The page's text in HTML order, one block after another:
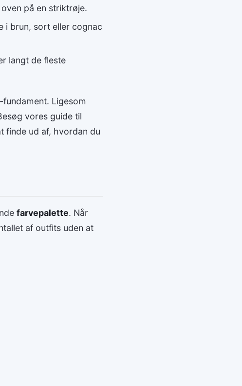
på en striktrøje.
i brun, sort eller cognac
langt de fleste
Ligesom
vores guide til
finde ud af, hvordan du
farvepalette. Når
af outfits uden at